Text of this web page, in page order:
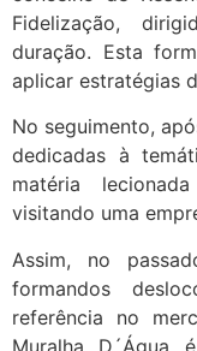
Fidelização,
duração. Esta
aplicar estratégias
No seguimento,
dedicadas à
matéria
visitando uma
Assim, no
formandos
referência no
Muralha D´Água